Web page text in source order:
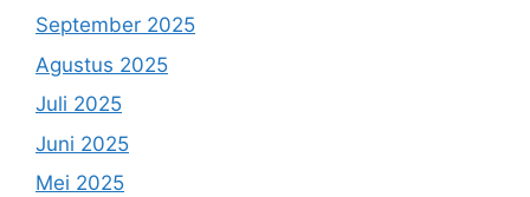
September 2025
Agustus 2025
Juli 2025
Juni 2025
Mei 2025